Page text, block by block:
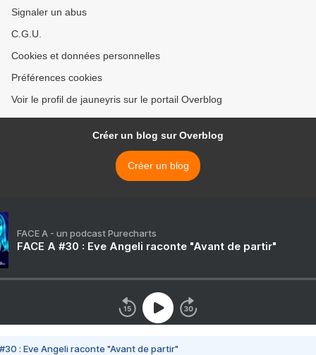
Signaler un abus
C.G.U.
Cookies et données personnelles
Préférences cookies
Voir le profil de jauneyris sur le portail Overblog
Créer un blog sur Overblog
Créer un blog
FACE A - un podcast Purecharts
FACE A #30 : Eve Angeli raconte "Avant de partir"
#30 : Eve Angeli raconte "Avant de partir"